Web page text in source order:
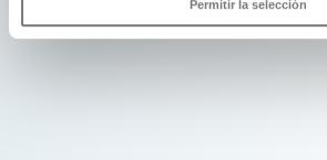
Permitir la selección